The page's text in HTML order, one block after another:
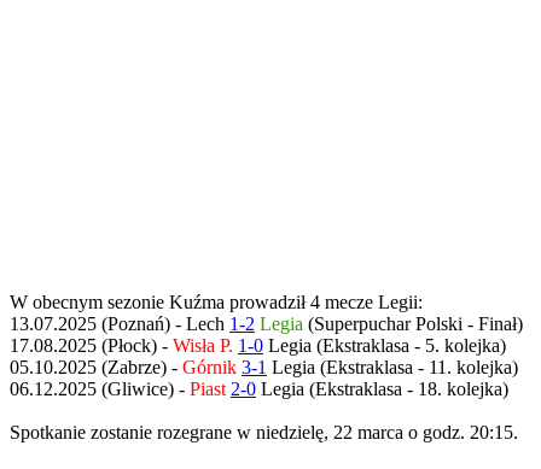
W obecnym sezonie Kuźma prowadził 4 mecze Legii:
13.07.2025 (Poznań) - Lech 1-2 Legia (Superpuchar Polski - Finał)
17.08.2025 (Płock) - Wisła P. 1-0 Legia (Ekstraklasa - 5. kolejka)
05.10.2025 (Zabrze) - Górnik 3-1 Legia (Ekstraklasa - 11. kolejka)
06.12.2025 (Gliwice) - Piast 2-0 Legia (Ekstraklasa - 18. kolejka)
Spotkanie zostanie rozegrane w niedzielę, 22 marca o godz. 20:15.